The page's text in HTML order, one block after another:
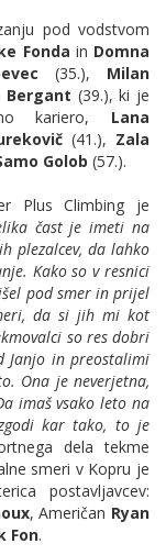
pod vodstvom
Fonda in Domna
(35.), Milan
Bergant (39.), ki je
kariero, Lana
(41.), Zala
Golob (57.).
Plus Climbing je
čast je imeti na
plezalcev, da lahko
Kako so v resnici
pod smer in prijel
da si jih mi kot
so res dobri
Janjo in preostalimi
Ona je neverjetna,
imaš vsako leto na
kar tako, to je
dela tekme
smeri v Kopru je
postavljavcev:
, Američan Ryan
Fon.